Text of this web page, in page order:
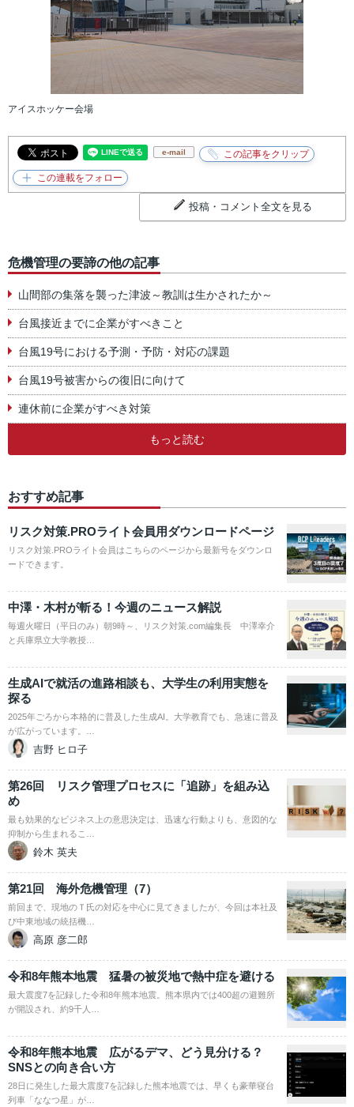
アイスホッケー会場
e-mail
投稿・コメント全文を見る
危機管理の要諦の他の記事
山間部の集落を襲った津波～教訓は生かされたか～
台風接近までに企業がすべきこと
台風19号における予測・予防・対応の課題
台風19号被害からの復旧に向けて
連休前に企業がすべき対策
もっと読む
おすすめ記事
リスク対策.PROライト会員用ダウンロードページ
リスク対策.PROライト会員はこちらのページから最新号をダウンロ
ードできます。
中澤・木村が斬る！今週のニュース解説
毎週火曜日（平日のみ）朝9時～、リスク対策.com編集長 中澤幸介
と兵庫県立大学教授…
生成AIで就活の進路相談も、大学生の利用実態を
探る
2025年ごろから本格的に普及した生成AI。大学教育でも、急速に普及
が広がっています。…
吉野 ヒロ子
第26回 リスク管理プロセスに「追跡」を組み込
め
最も効果的なビジネス上の意思決定は、迅速な行動よりも、意図的な
抑制から生まれるこ…
鈴木 英夫
第21回 海外危機管理（7）
前回まで、現地のＴ氏の対応を中心に見てきましたが、今回は本社及
び中東地域の統括機…
高原 彦二郎
令和8年熊本地震 猛暑の被災地で熱中症を避ける
最大震度7を記録した令和8年熊本地震。熊本県内では400超の避難所
が開設され、約9千人…
令和8年熊本地震 広がるデマ、どう見分ける？
SNSとの向き合い方
28日に発生した最大震度7を記録した熊本地震では、早くも豪華寝台
列車「ななつ星」が…